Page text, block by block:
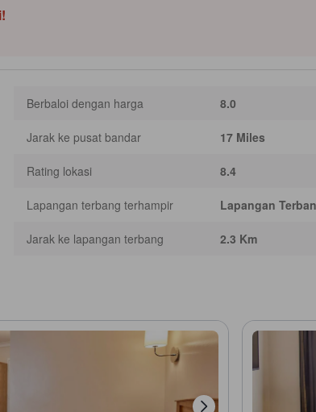
mungkin dibantu oleh AI Generatif. Terdapat kemungkinan
Berbaloi dengan harga 8.0
Jarak ke pusat bandar 17 Miles
Rating lokasi 8.4
Lapangan terbang terhampir Lapangan
Jarak ke lapangan terbang 2.3 Km